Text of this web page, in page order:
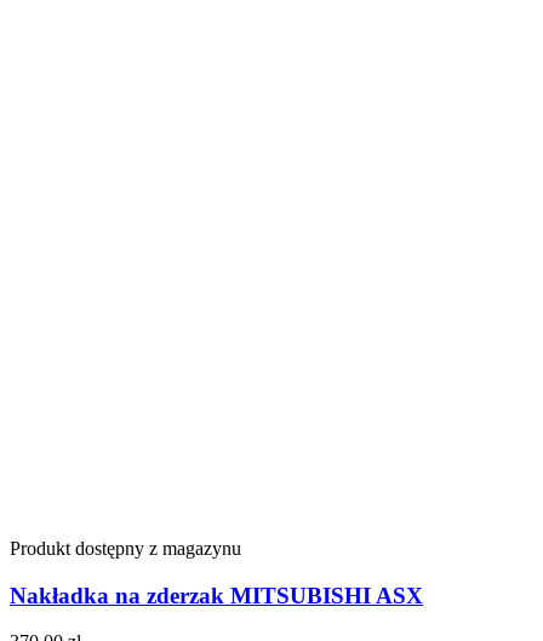
Produkt dostępny z magazynu
Nakładka na zderzak MITSUBISHI ASX